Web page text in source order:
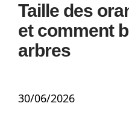
Taille des
et comment
arbres
30/06/2026